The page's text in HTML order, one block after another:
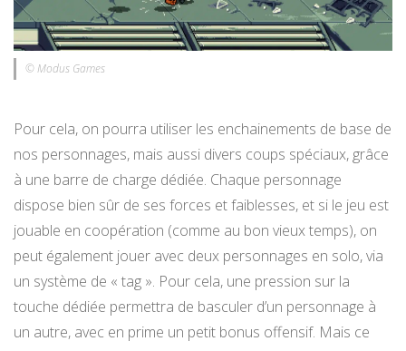
© Modus Games
Pour cela, on pourra utiliser les enchainements de base de
nos personnages, mais aussi divers coups spéciaux, grâce
à une barre de charge dédiée. Chaque personnage
dispose bien sûr de ses forces et faiblesses, et si le jeu est
jouable en coopération (comme au bon vieux temps), on
peut également jouer avec deux personnages en solo, via
un système de « tag ». Pour cela, une pression sur la
touche dédiée permettra de basculer d’un personnage à
un autre, avec en prime un petit bonus offensif. Mais ce